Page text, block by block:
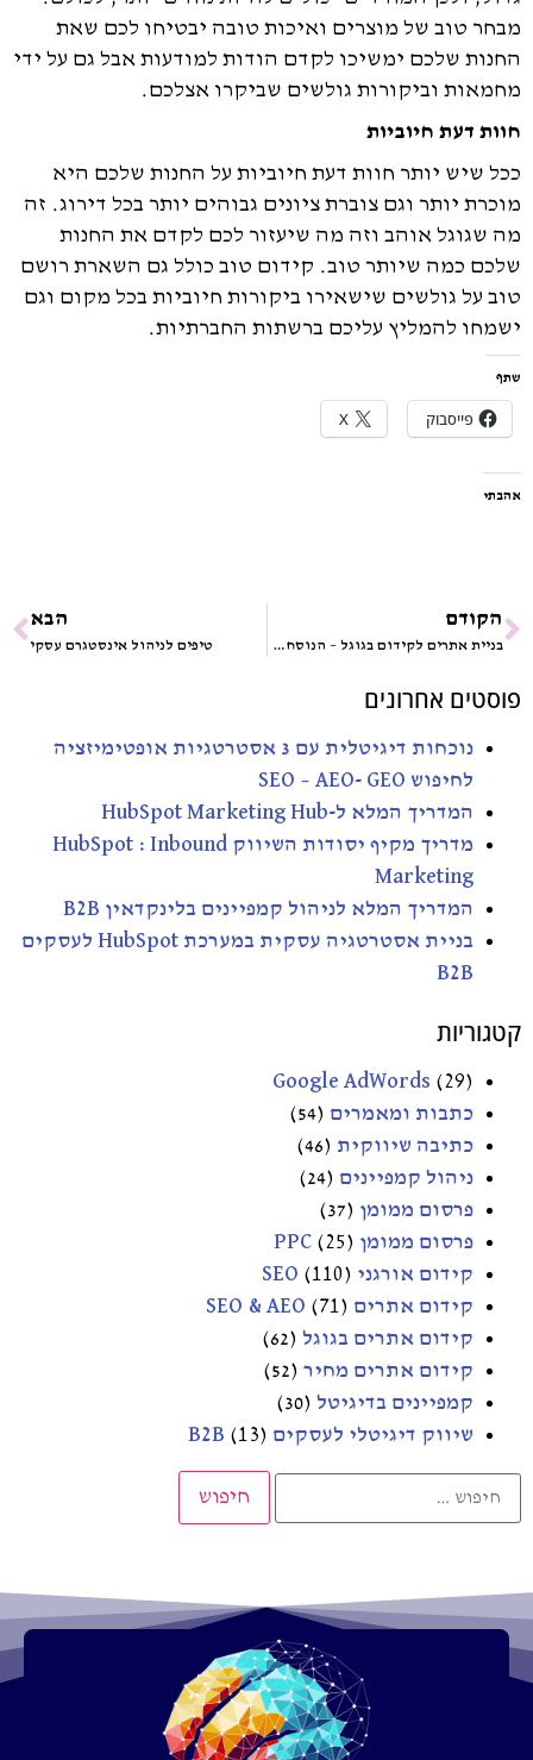
מבחר טוב של מוצרים ואיכות טובה יבטיחו לכם שאת
החנות שלכם ימשיכו לקדם הודות למודעות אבל גם על ידי
מחמאות וביקורות גולשים שביקרו אצלכם.
חוות דעת חיוביות
ככל שיש יותר חוות דעת חיוביות על החנות שלכם היא
מוכרת יותר וגם צוברת ציונים גבוהים יותר בכל דירוג. זה
מה שגוגל אוהב וזה מה שיעזור לכם לקדם את החנות
שלכם כמה שיותר טוב. קידום טוב כולל גם השארת רושם
טוב על גולשים שישאירו ביקורות חיוביות בכל מקום וגם
ישמחו להמליץ עליכם ברשתות החברתיות.
שתף
פייסבוק X
אהבתי
הקודם
בניית אתרים לקידום בגוגל – הנוסחה שמכניסה כסף מאת איתי ורצ'יק
הבא
טיפים לניהול אינסטגרם עסקי
פוסטים אחרונים
נוכחות דיגיטלית עם 3 אסטרטגיות אופטימיזציה
לחיפוש SEO – AEO- GEO
המדריך המלא ל-HubSpot Marketing Hub
מדריך מקיף יסודות השיווק HubSpot : Inbound
Marketing
המדריך המלא לניהול קמפיינים בלינקדאין B2B
בניית אסטרטגיה עסקית במערכת HubSpot לעסקים
B2B
קטגוריות
Google AdWords (29)
כתבות ומאמרים (54)
כתיבה שיווקית (46)
ניהול קמפיינים (24)
פרסום ממומן (37)
פרסום ממומן PPC (25)
קידום אורגני SEO (110)
קידום אתרים SEO & AEO (71)
קידום אתרים בגוגל (62)
קידום אתרים מחיר (52)
קמפיינים בדיגיטל (30)
שיווק דיגיטלי לעסקים B2B (13)